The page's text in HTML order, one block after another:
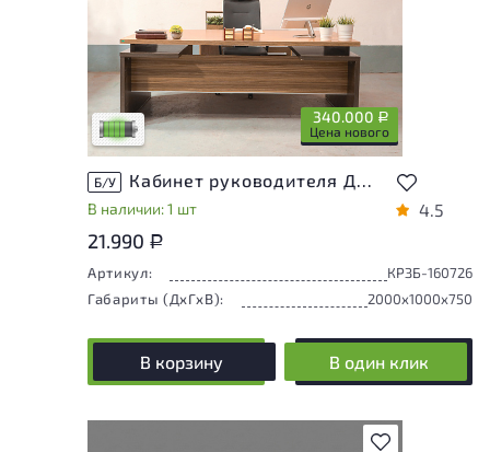
340.000 Р
Цена нового
У товара присутствуют незначительные
следы эксплуатации, не влияющие на
удобство его использования
Низкая степень износа
Б/У
В наличии: 1 шт 4.5
21.990 Р
Артикул:
КРЗБ-160726
Габариты (ДxГxВ):
2000x1000x750
В корзину В один клик
В избранное